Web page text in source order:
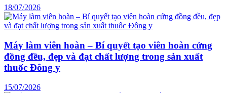
18/07/2026
Máy làm viên hoàn – Bí quyết tạo viên hoàn cứng
đồng đều, đẹp và đạt chất lượng trong sản xuất
thuốc Đông y
15/07/2026